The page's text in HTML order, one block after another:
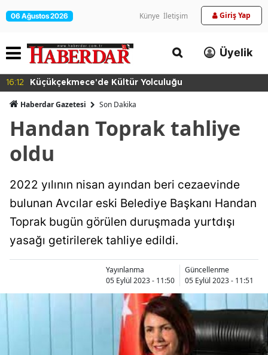
06 Ağustos 2026 Künye İletişim Giriş Yap
Üyelik
16:12 Küçükçekmece'de Kültür Yolculuğu
Haberdar Gazetesi Son Dakika
Handan Toprak tahliye
oldu
2022 yılının nisan ayından beri cezaevinde
bulunan Avcılar eski Belediye Başkanı Handan
Toprak bugün görülen duruşmada yurtdışı
yasağı getirilerek tahliye edildi.
Yayınlanma
05 Eylül 2023 - 11:50
Güncellenme
05 Eylül 2023 - 11:51